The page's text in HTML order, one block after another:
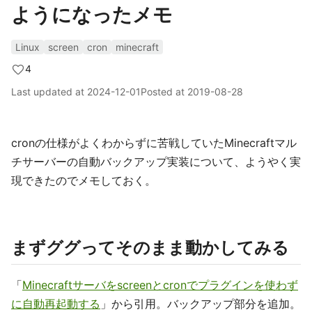
ようになったメモ
Linux screen cron
minecraft
4
Last updated at 2024-12-01Posted at 2019-08-28
cronの仕様がよくわからずに苦戦していたMinecraftマル
チサーバーの自動バックアップ実装について、ようやく実
現できたのでメモしておく。
まずググってそのまま動かしてみる
「Minecraftサーバをscreenとcronでプラグインを使わず
に自動再起動する 」から引用。バックアップ部分を追加。